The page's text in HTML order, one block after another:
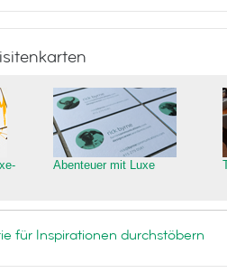
Abenteuer mit Luxe
für Inspirationen durchstöbern